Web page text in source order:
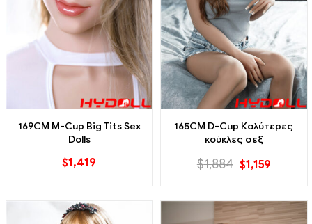
169CM M-Cup Big Tits Sex
Dolls
$1,419
165CM D-Cup Καλύτερες
κούκλες σεξ
$1,884 $1,159